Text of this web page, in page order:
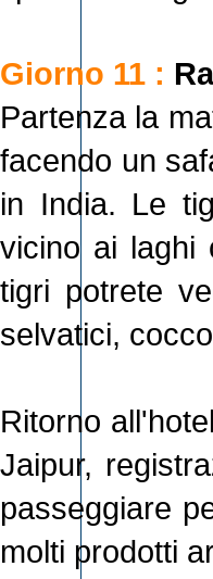
Giorno 11 :
Partenza la
facendo un
in India. Le
vicino ai laghi
tigri potrete
selvatici,
Ritorno
Jaipur,
passeggiare
molti prodotti